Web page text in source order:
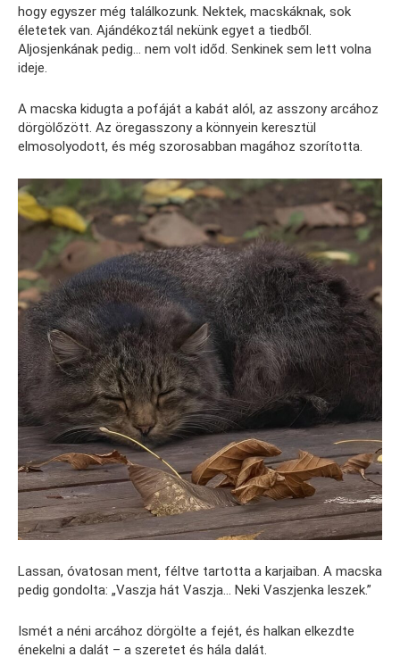
hogy egyszer még találkozunk. Nektek, macskáknak, sok
életetek van. Ajándékoztál nekünk egyet a tiedből.
Aljosjenkának pedig… nem volt időd. Senkinek sem lett volna
ideje.
A macska kidugta a pofáját a kabát alól, az asszony arcához
dörgölőzött. Az öregasszony a könnyein keresztül
elmosolyodott, és még szorosabban magához szorította.
Lassan, óvatosan ment, féltve tartotta a karjaiban. A macska
pedig gondolta: „Vaszja hát Vaszja… Neki Vaszjenka leszek.”
Ismét a néni arcához dörgölte a fejét, és halkan elkezdte
énekelni a dalát – a szeretet és hála dalát.